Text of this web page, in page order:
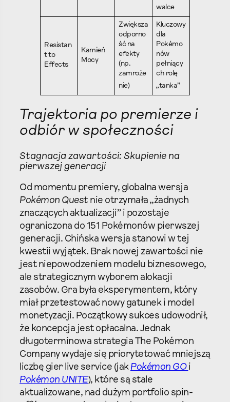
walce
Resistan
t to
Effects
Kamień
Mocy
Zwiększa
odporno
ść na
efekty
(np.
zamroże
nie)
Kluczowy
dla
Pokémo
nów
pełniący
ch rolę
„tanka”
Trajektoria po premierze i
odbiór w społeczności
Stagnacja zawartości: Skupienie na
pierwszej generacji
Od momentu premiery, globalna wersja
Pokémon Quest nie otrzymała „żadnych
znaczących aktualizacji” i pozostaje
ograniczona do 151 Pokémonów pierwszej
generacji. Chińska wersja stanowi w tej
kwestii wyjątek. Brak nowej zawartości nie
jest niepowodzeniem modelu biznesowego,
ale strategicznym wyborem alokacji
zasobów. Gra była eksperymentem, który
miał przetestować nowy gatunek i model
monetyzacji. Początkowy sukces udowodnił,
że koncepcja jest opłacalna. Jednak
długoterminowa strategia The Pokémon
Company wydaje się priorytetować mniejszą
liczbę gier live service (jak Pokémon GO i
Pokémon UNITE), które są stale
aktualizowane, nad dużym portfolio spin-